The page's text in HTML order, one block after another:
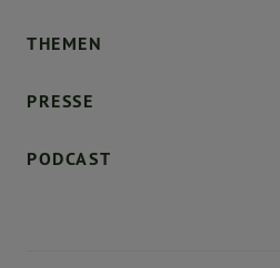
THEMEN
PRESSE
PODCAST